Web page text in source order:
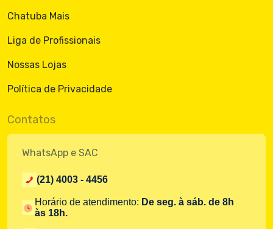
Chatuba Mais
Liga de Profissionais
Nossas Lojas
Política de Privacidade
Contatos
WhatsApp e SAC
(21) 4003 - 4456
Horário de atendimento: De seg. à sáb. de 8h
às 18h.